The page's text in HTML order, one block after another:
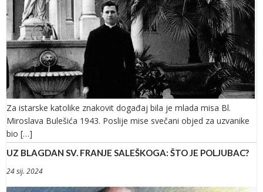
Za istarske katolike znakovit događaj bila je mlada misa Bl.
Miroslava Bulešića 1943. Poslije mise svečani objed za uzvanike
bio […]
UZ BLAGDAN SV. FRANJE SALEŠKOGA: ŠTO JE POLJUBAC?
24 sij. 2024